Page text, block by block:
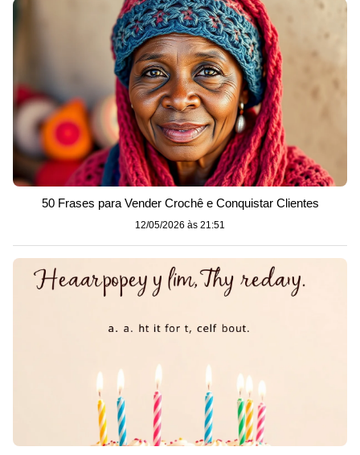
50 Frases para Vender Crochê e Conquistar Clientes
12/05/2026 às 21:51